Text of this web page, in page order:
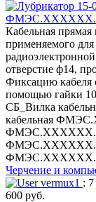
Кабельная прямая
применяемого для
отверстие ф14,
Фиксацию кабеля
помощью гайки
СБ_Вилка
кабельная
Черчение и
vermux1 :
600 руб.